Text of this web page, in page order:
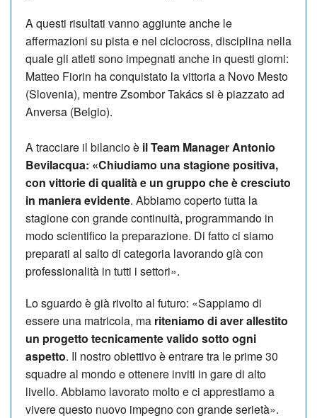
A questi risultati vanno aggiunte anche le
affermazioni su pista e nel ciclocross, disciplina nella
quale gli atleti sono impegnati anche in questi giorni:
Matteo Fiorin ha conquistato la vittoria a Novo Mesto
(Slovenia), mentre Zsombor Takács si è piazzato ad
Anversa (Belgio).
A tracciare il bilancio è il Team Manager Antonio
Bevilacqua: «Chiudiamo una stagione positiva,
con vittorie di qualità e un gruppo che è cresciuto
in maniera evidente. Abbiamo coperto tutta la
stagione con grande continuità, programmando in
modo scientifico la preparazione. Di fatto ci siamo
preparati al salto di categoria lavorando già con
professionalità in tutti i settori».
Lo sguardo è già rivolto al futuro: «Sappiamo di
essere una matricola, ma riteniamo di aver allestito
un progetto tecnicamente valido sotto ogni
aspetto. Il nostro obiettivo è entrare tra le prime 30
squadre al mondo e ottenere inviti in gare di alto
livello. Abbiamo lavorato molto e ci apprestiamo a
vivere questo nuovo impegno con grande serietà».